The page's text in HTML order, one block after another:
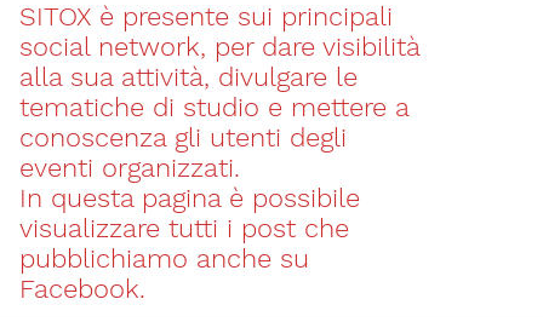
Via Giovanni Pascoli, 3
20129, Milano
C.F. 96330980580
P.I. 06792491000
T. 02-29520311
segreteria@sitox.org
SITOX è presente sui principali
social network, per dare visibilità
alla sua attività, divulgare le
tematiche di studio e mettere a
conoscenza gli utenti degli
eventi organizzati.
In questa pagina è possibile
visualizzare tutti i post che
pubblichiamo anche su
Facebook.